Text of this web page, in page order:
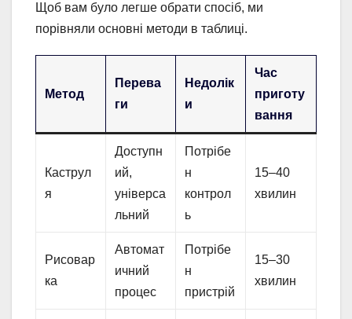
Щоб вам було легше обрати спосіб, ми
порівняли основні методи в таблиці.
Метод
Перева
ги
Недолік
и
Час
приготу
вання
Каструл
я
Доступн
ий,
універса
льний
Потрібе
н
контрол
ь
15–40
хвилин
Рисовар
ка
Автомат
ичний
процес
Потрібе
н
пристрій
15–30
хвилин